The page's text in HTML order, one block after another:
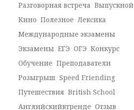
Разговорная встреча Выпускной
Кино Полезное Лексика
Международные экзамены
Экзамены ЕГЭ ОГЭ Конкурс
Обучение Преподаватели
Розыгрыш Speed Friending
Путешествия British School
Английскийвтренде Отзыв